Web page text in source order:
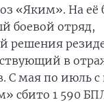
«Яким». На её
боевой отряд,
в
С мая по июль
сбито 1 590